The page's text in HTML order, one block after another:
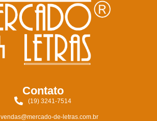
Contato
(19) 3241-7514
vendas@mercado-de-letras.com.br